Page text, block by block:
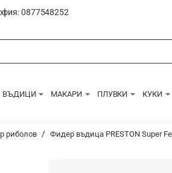
0877548252
ВЪДИЦИ МАКАРИ ПЛУВКИ КУКИ
риболов Фидер въдица PRESTON Super